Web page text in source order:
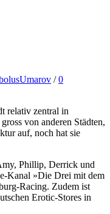
/0
relativ zentral in
von anderen Städten,
auf, noch hat sie
Phillip, Derrick und
Kanal »Die Drei mit dem
Racing. Zudem ist
Erotic-Stores in